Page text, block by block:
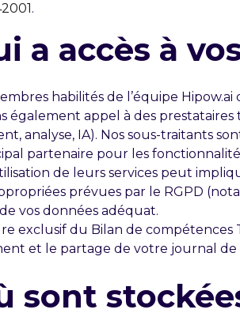
.
a accès à
habilités de l’équipe
également appel à des
analyse, IA). Nos sous-traitants
partenaire pour les
de leurs services peut
prévues par le RGPD
vos données adéquat.
exclusif du Bilan de
et le partage de votre journal de
sont